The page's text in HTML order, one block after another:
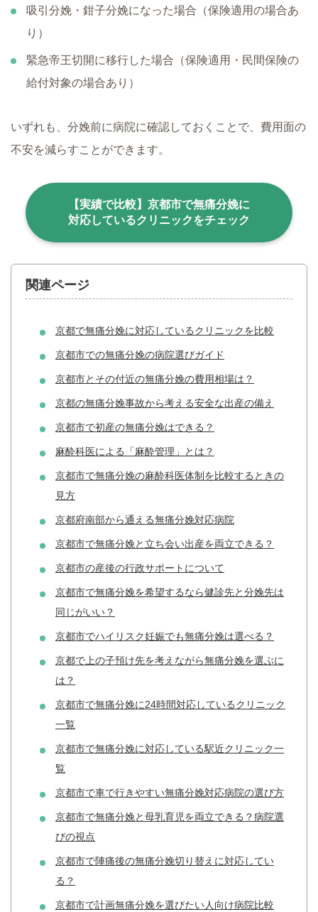
吸引分娩・鉗子分娩になった場合（保険適用の場合あ
り）
緊急帝王切開に移行した場合（保険適用・民間保険の
給付対象の場合あり）
いずれも、分娩前に病院に確認しておくことで、費用面の
不安を減らすことができます。
【実績で比較】京都市で無痛分娩に
対応しているクリニックをチェック
関連ページ
京都で無痛分娩に対応しているクリニックを比較
京都市での無痛分娩の病院選びガイド
京都市とその付近の無痛分娩の費用相場は？
京都の無痛分娩事故から考える安全な出産の備え
京都市で初産の無痛分娩はできる？
麻酔科医による「麻酔管理」とは？
京都市で無痛分娩の麻酔科医体制を比較するときの
見方
京都府南部から通える無痛分娩対応病院
京都市で無痛分娩と立ち会い出産を両立できる？
京都市の産後の行政サポートについて
京都市で無痛分娩を希望するなら健診先と分娩先は
同じがいい？
京都市でハイリスク妊娠でも無痛分娩は選べる？
京都で上の子預け先を考えながら無痛分娩を選ぶに
は？
京都市で無痛分娩に24時間対応しているクリニック
一覧
京都市で無痛分娩に対応している駅近クリニック一
覧
京都市で車で行きやすい無痛分娩対応病院の選び方
京都市で無痛分娩と母乳育児を両立できる？病院選
びの視点
京都市で陣痛後の無痛分娩切り替えに対応してい
る？
京都市で計画無痛分娩を選びたい人向け病院比較